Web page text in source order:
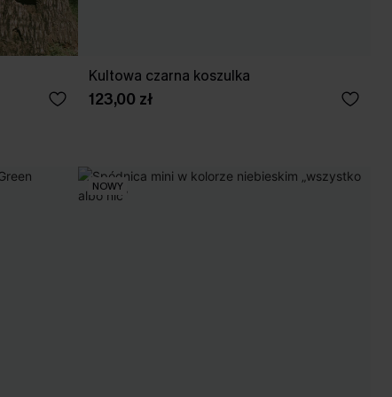
Kultowa czarna koszulka
123,00 zł
NOWY